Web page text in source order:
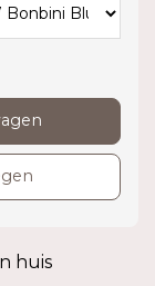
huis